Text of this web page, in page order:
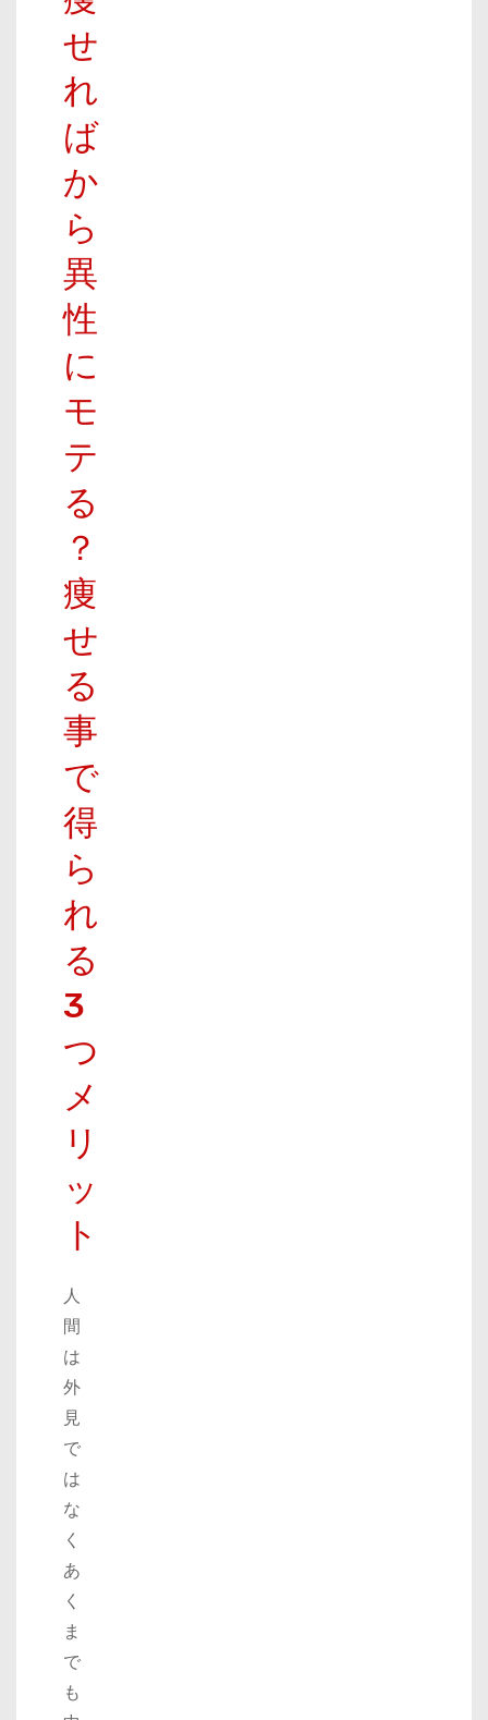
せ
れ
ば
か
ら
異
性
に
モ
テ
る
？
痩
せ
る
事
で
得
ら
れ
る
3
つ
メ
リ
ッ
ト
人
間
は
外
見
で
は
な
く
あ
く
ま
で
も